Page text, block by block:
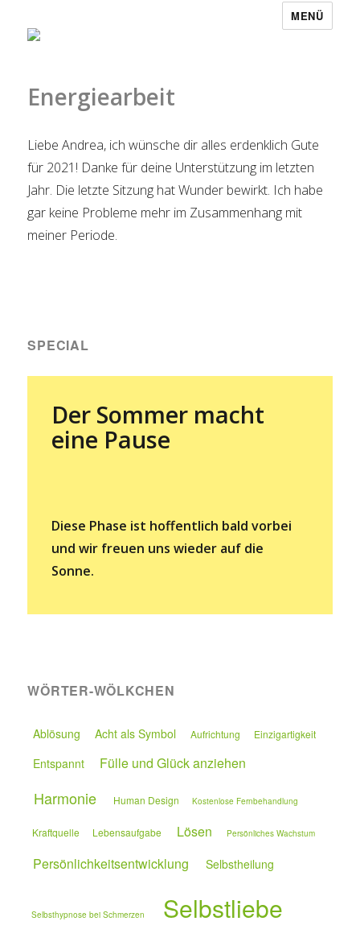
MENÜ
Energiearbeit
Liebe Andrea, ich wünsche dir alles erdenklich Gute
für 2021! Danke für deine Unterstützung im letzten
Jahr. Die letzte Sitzung hat Wunder bewirkt. Ich habe
gar keine Probleme mehr im Zusammenhang mit
meiner Periode.
SPECIAL
Der Sommer macht
eine Pause
Diese Phase ist hoffentlich bald vorbei
und wir freuen uns wieder auf die
Sonne.
WÖRTER-WÖLKCHEN
Ablösung Acht als Symbol Aufrichtung Einzigartigkeit
Entspannt Fülle und Glück anziehen
Harmonie Human Design Kostenlose Fernbehandlung
Kraftquelle Lebensaufgabe Lösen Persönliches Wachstum
Persönlichkeitsentwicklung Selbstheilung
Selbsthypnose bei Schmerzen Selbstliebe